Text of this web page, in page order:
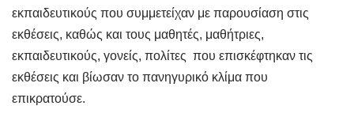
εκπαιδευτικούς που συμμετείχαν με παρουσίαση στις
εκθέσεις, καθώς και τους μαθητές, μαθήτριες,
εκπαιδευτικούς, γονείς, πολίτες που επισκέφτηκαν τις
εκθέσεις και βίωσαν το πανηγυρικό κλίμα που
επικρατούσε.